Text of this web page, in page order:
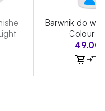
Barwnik do
Colour
49.00